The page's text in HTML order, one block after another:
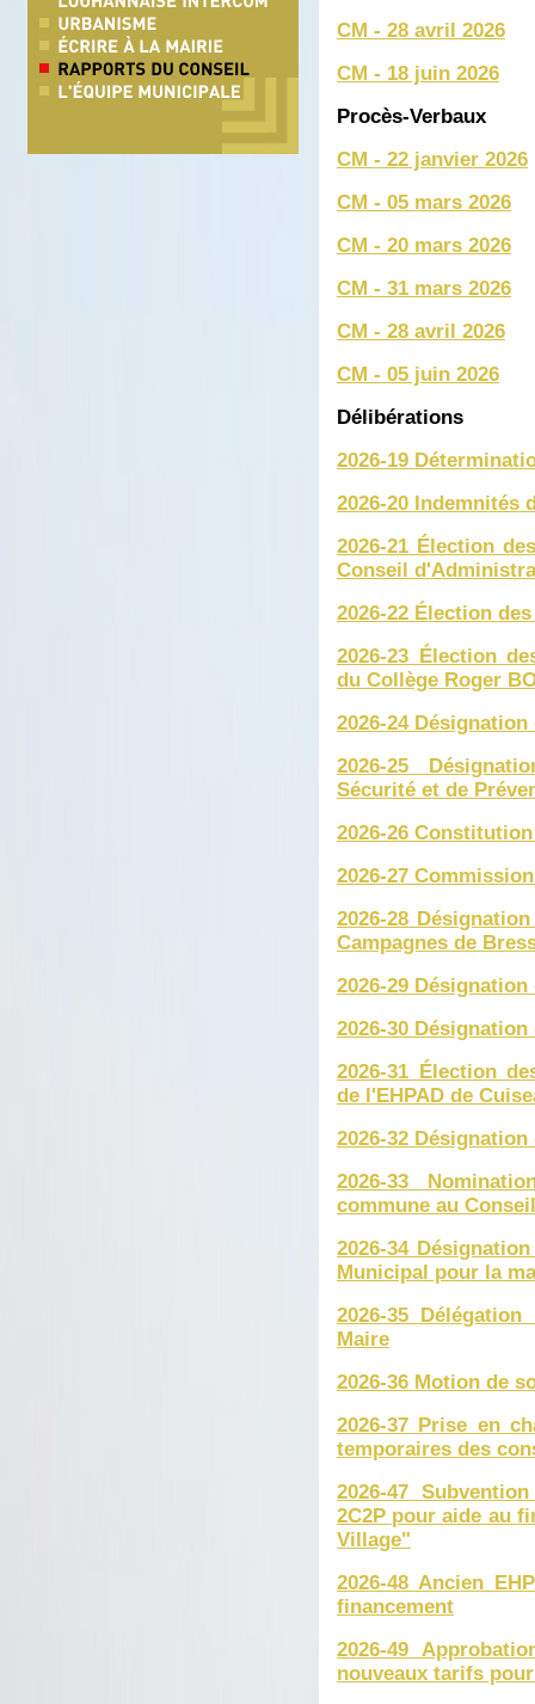
CM - 28 avril 2026
CM - 18 juin 2026
Procès-Verbaux
CM - 22 janvier 2026
CM - 05 mars 2026
CM - 20 mars 2026
CM - 31 mars 2026
CM - 28 avril 2026
CM - 05 juin 2026
Délibérations
2026-19
2026-20 Indemnités
2026-21 Élection
Conseil
2026-22 Élection
2026-23 Élection
du Collège Roger
2026-24
2026-25
Sécurité et de
2026-26
2026-27
2026-28
Campagnes de
2026-29
2026-30
2026-31 Élection
de l'EHPAD de
2026-32
2026-33
commune au
2026-34
Municipal pour la
2026-35
Maire
2026-36 Motion de
2026-37 Prise en
temporaires des
2026-47
2C2P pour aide au
Village"
2026-48 Ancien
financement
2026-49
nouveaux tarifs